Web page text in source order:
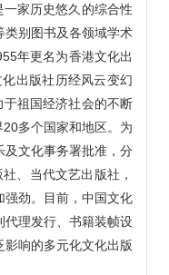
一家历史悠久的综合性
别图书及各领域学术
年更名为香港文化出
出版社历经风云变幻
于祖国经济社会的不断
多个国家和地区。为
及文化事务署批准，分
、当代文艺出版社，
劲。目前，中国文化
代理发行、书籍装帧设
响的多元化文化出版